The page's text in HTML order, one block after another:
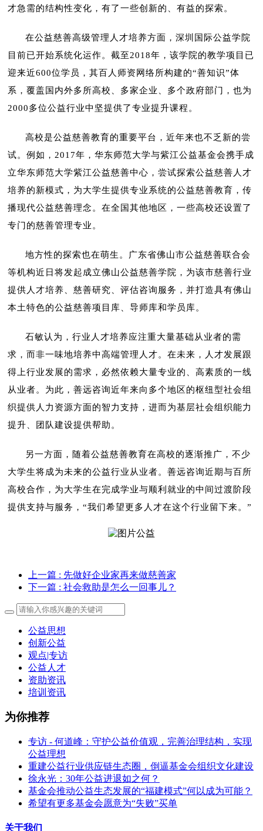
才急需的结构性变化，有了一些创新的、有益的探索。
在公益慈善高级管理人才培养方面，深圳国际公益学院
目前已开始系统化运作。截至2018年，该学院的教学项目已
迎来近600位学员，其百人师资网络所构建的“善知识”体
系，覆盖国内外多所高校、多家企业、多个政府部门，也为
2000多位公益行业中坚提供了专业提升课程。
高校是公益慈善教育的重要平台，近年来也不乏新的尝
试。例如，2017年，华东师范大学与紫江公益基金会携手成
立华东师范大学紫江公益慈善中心，尝试探索公益慈善人才
培养的新模式，为大学生提供专业系统的公益慈善教育，传
播现代公益慈善理念。在全国其他地区，一些高校还设置了
专门的慈善管理专业。
地方性的探索也在萌生。广东省佛山市公益慈善联合会
等机构近日将发起成立佛山公益慈善学院，为该市慈善行业
提供人才培养、慈善研究、评估咨询服务，并打造具有佛山
本土特色的公益慈善项目库、导师库和学员库。
石敏认为，行业人才培养应注重大量基础从业者的需
求，而非一味地培养中高端管理人才。在未来，人才发展跟
得上行业发展的需求，必然依赖大量专业的、高素质的一线
从业者。为此，善远咨询近年来向多个地区的枢纽型社会组
织提供人力资源方面的智力支持，进而为基层社会组织能力
提升、团队建设提供帮助。
另一方面，随着公益慈善教育在高校的逐渐推广，不少
大学生将成为未来的公益行业从业者。善远咨询近期与百所
高校合作，为大学生在完成学业与顺利就业的中间过渡阶段
提供支持与服务，“我们希望更多人才在这个行业留下来。”
上一篇 : 先做好企业家再来做慈善家
下一篇 : 社会救助是怎么一回事儿？
公益思想
创新公益
观点|专访
公益人才
资助资讯
培训资讯
为你推荐
专访 - 何道峰：守护公益价值观，完善治理结构，实现
公益理想
重建公益行业供应链生态圈，倒逼基金会组织文化建设
徐永光：30年公益进退如之何？
基金会推动公益生态发展的“福建模式”何以成为可能？
希望有更多基金会愿意为“失败”买单
关于我们